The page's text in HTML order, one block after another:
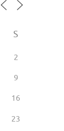
S
2
9
16
23